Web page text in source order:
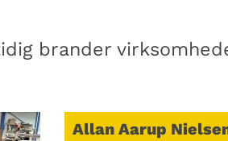
brander
Allan Aarup